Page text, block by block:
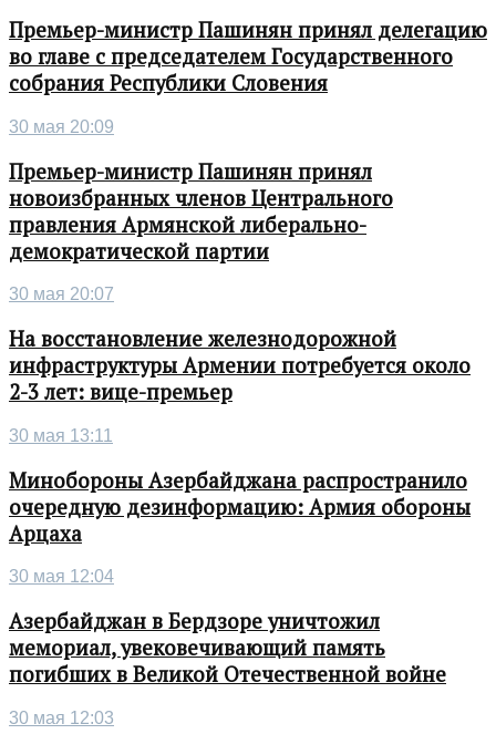
Премьер-министр Пашинян принял делегацию
во главе с председателем Государственного
собрания Республики Словения
30 мая 20:09
Премьер-министр Пашинян принял
новоизбранных членов Центрального
правления Армянской либерально-
демократической партии
30 мая 20:07
На восстановление железнодорожной
инфраструктуры Армении потребуется около
2-3 лет: вице-премьер
30 мая 13:11
Минобороны Азербайджана распространило
очередную дезинформацию: Армия обороны
Арцаха
30 мая 12:04
Азербайджан в Бердзоре уничтожил
мемориал, увековечивающий память
погибших в Великой Отечественной войне
30 мая 12:03